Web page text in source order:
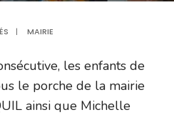
| MAIRIE
les enfants de
le porche de la mairie
ainsi que Michelle